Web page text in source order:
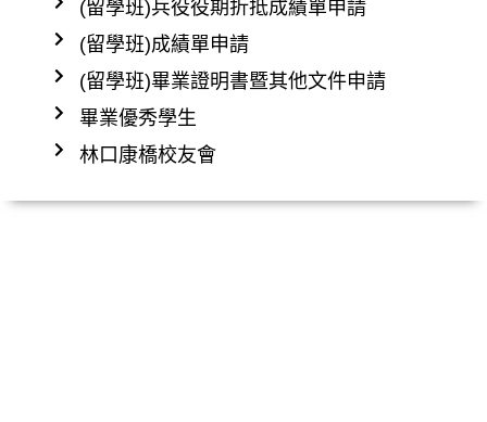
(留學班)兵役役期折抵成績單申請
(留學班)成績單申請
(留學班)畢業證明書暨其他文件申請
畢業優秀學生
林口康橋校友會